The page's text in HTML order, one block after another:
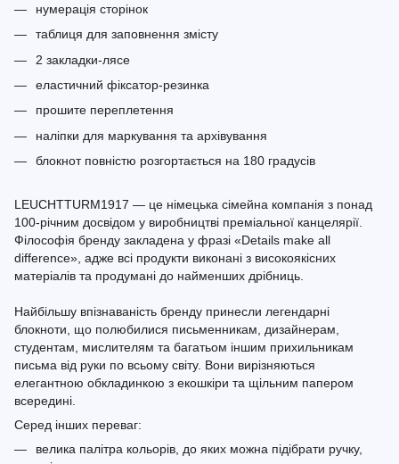
нумерація сторінок
таблиця для заповнення змісту
2 закладки-лясе
еластичний фіксатор-резинка
прошите переплетення
наліпки для маркування та архівування
блокнот повністю розгортається на 180 градусів
LEUCHTTURM1917 — це німецька сімейна компанія з понад
100-річним досвідом у виробництві преміальної канцелярії.
Філософія бренду закладена у фразі «Details make all
difference», адже всі продукти виконані з високоякісних
матеріалів та продумані до найменших дрібниць.
Найбільшу впізнаваність бренду принесли легендарні
блокноти, що полюбилися письменникам, дизайнерам,
студентам, мислителям та багатьом іншим прихильникам
письма від руки по всьому світу. Вони вирізняються
елегантною обкладинкою з екошкіри та щільним папером
всередині.
Серед інших переваг:
велика палітра кольорів, до яких можна підібрати ручку,